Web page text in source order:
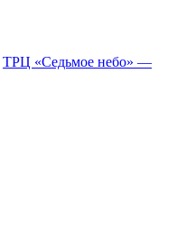
ТРЦ «Седьмое небо» —